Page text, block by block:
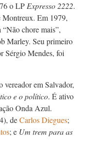
o LP Expresso 2222.
Montreux. Em 1979,
chore mais”,
Marley. Seu primeiro
Sérgio Mendes, foi
vereador em Salvador,
e o político. É ativo
Onda Azul.
deCarlos Diegues;
; e Um trem para as